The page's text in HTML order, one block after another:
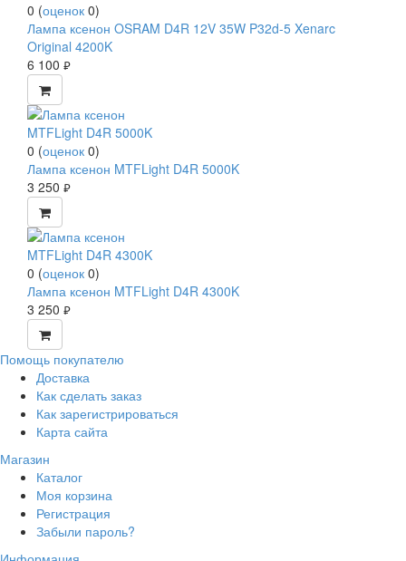
0 (оценок 0)
Лампа ксенон OSRAM D4R 12V 35W P32d-5 Xenarc
Original 4200K
6 100 руб.
0 (оценок 0)
Лампа ксенон MTFLight D4R 5000K
3 250 руб.
0 (оценок 0)
Лампа ксенон MTFLight D4R 4300K
3 250 руб.
Помощь покупателю
Доставка
Как сделать заказ
Как зарегистрироваться
Карта сайта
Магазин
Каталог
Моя корзина
Регистрация
Забыли пароль?